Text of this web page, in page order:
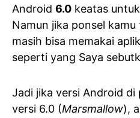
Android 6.0 keatas
Namun jika ponsel
masih bisa memakai
seperti yang Saya
Jadi jika versi Android di
versi 6.0 (Marsmallow),